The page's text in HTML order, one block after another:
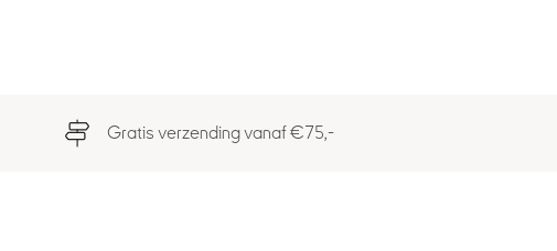
Gratis verzending vanaf €75,-